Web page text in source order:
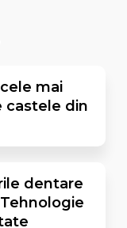
mai
castele din
dentare